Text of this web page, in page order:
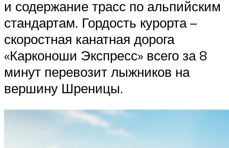
и содержание трасс по альпийским
стандартам. Гордость курорта –
скоростная канатная дорога
«Карконоши Экспресс» всего за 8
минут перевозит лыжников на
вершину Шреницы.